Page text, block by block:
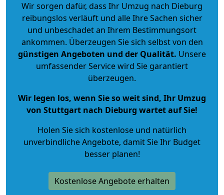
Wir sorgen dafür, dass Ihr Umzug nach Dieburg
reibungslos verläuft und alle Ihre Sachen sicher
und unbeschadet an Ihrem Bestimmungsort
ankommen. Überzeugen Sie sich selbst von den
günstigen Angeboten und der Qualität. Unsere
umfassender Service wird Sie garantiert
überzeugen.
Wir legen los, wenn Sie so weit sind, Ihr Umzug
von Stuttgart nach Dieburg wartet auf Sie!
Holen Sie sich kostenlose und natürlich
unverbindliche Angebote, damit Sie Ihr Budget
besser planen!
Kostenlose Angebote erhalten